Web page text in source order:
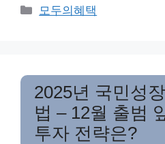
Categories
모두의혜택
2025년 국민성
법 – 12월 출범
투자 전략은?